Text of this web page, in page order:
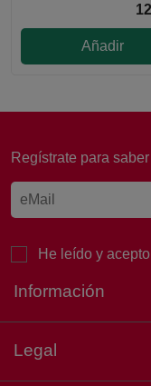
Añadir
Regístrate para
He leído y
Información
Legal
¡Buenas
necesitas